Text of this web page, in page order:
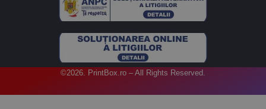
©2026. PrintBox.ro – All Rights Reserved.